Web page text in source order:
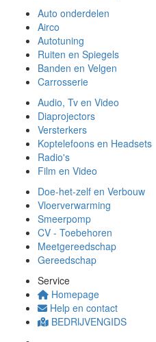
Auto onderdelen
Airco
Autotuning
Ruiten en Spiegels
Banden en Velgen
Carrosserie
Audio, Tv en Video
Diaprojectors
Versterkers
Koptelefoons en Headsets
Radio's
Film en Video
Doe-het-zelf en Verbouw
Vloerverwarming
Smeerpomp
CV - Toebehoren
Meetgereedschap
Gereedschap
Service
Homepage
Help en contact
BEDRIJVENGIDS